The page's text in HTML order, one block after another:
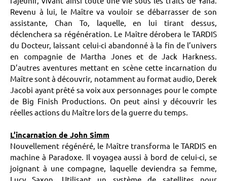
Revenu à lui, le Maître va vouloir se débarrasser de son
assistante, Chan To, laquelle, en lui tirant dessus,
déclenchera sa régénération. Le Maître dérobera le TARDIS
du Docteur, laissant celui-ci abandonné à la fin de l’univers
en compagnie de Martha Jones et de Jack Harkness.
D’autres aventures mettant en scène cette incarnation du
Maître sont à découvrir, notamment au format audio, Derek
Jacobi ayant prêté sa voix aux personnages pour le compte
de Big Finish Productions. On peut ainsi y découvrir les
réelles actions du Maître lors de la guerre du temps.
L’incarnation de John Simm
Nouvellement régénéré, le Maître transforma le TARDIS en
machine à Paradoxe. Il voyagea aussi à bord de celui-ci, se
joignant à une compagne, laquelle deviendra sa femme,